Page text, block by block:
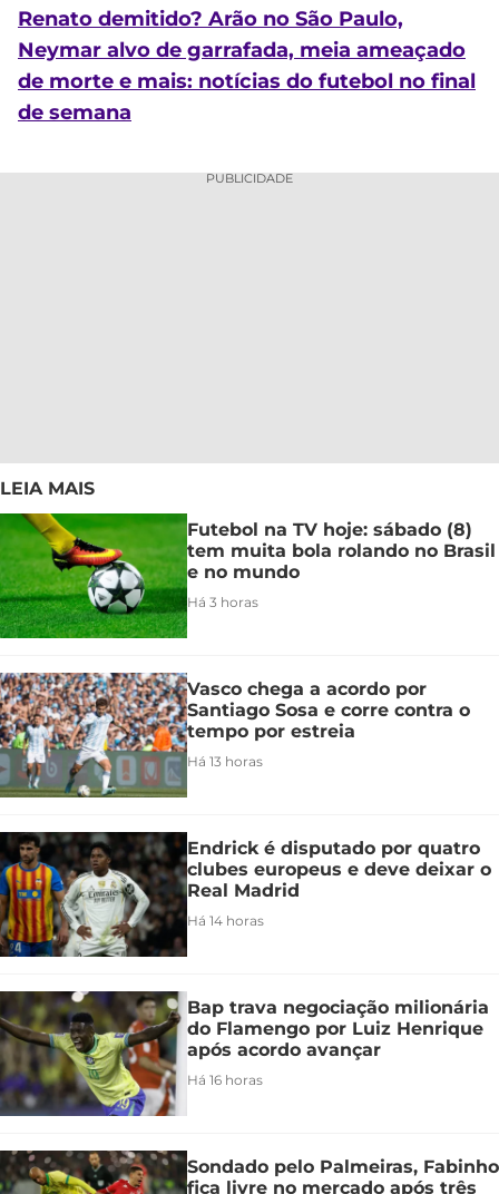
Renato demitido? Arão no São Paulo,
Neymar alvo de garrafada, meia ameaçado
de morte e mais: notícias do futebol no final
de semana
PUBLICIDADE
LEIA MAIS
Futebol na TV hoje: sábado (8)
tem muita bola rolando no Brasil
e no mundo
Há 3 horas
Vasco chega a acordo por
Santiago Sosa e corre contra o
tempo por estreia
Há 13 horas
Endrick é disputado por quatro
clubes europeus e deve deixar o
Real Madrid
Há 14 horas
Bap trava negociação milionária
do Flamengo por Luiz Henrique
após acordo avançar
Há 16 horas
Sondado pelo Palmeiras, Fabinho
fica livre no mercado após três